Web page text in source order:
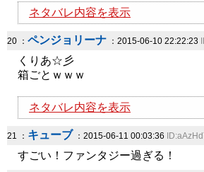
ネタバレ内容を表示
20 ： ペンジョリーナ ：2015-06-10 22:22:23
くりあ☆彡
箱ごとｗｗｗ
ネタバレ内容を表示
21 ： キューブ ：2015-06-11 00:03:36
すごい！ファンタジー過ぎる！